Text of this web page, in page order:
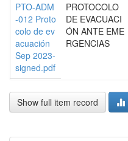
PTO-ADM
-012 Proto
colo de ev
acuación
Sep 2023-
signed.pdf
PROTOCOLO
DE EVACUACI
ÓN ANTE EME
RGENCIAS
Show full item record